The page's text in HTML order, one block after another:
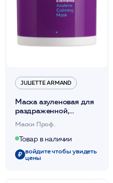
JULIETTE ARMAND
Маска азуленовая для
раздраженной,
воспаленной,
чувствительной кожи
280мл /JA
Маски Проф.
Товар в наличии
войдите чтобы увидеть
цены